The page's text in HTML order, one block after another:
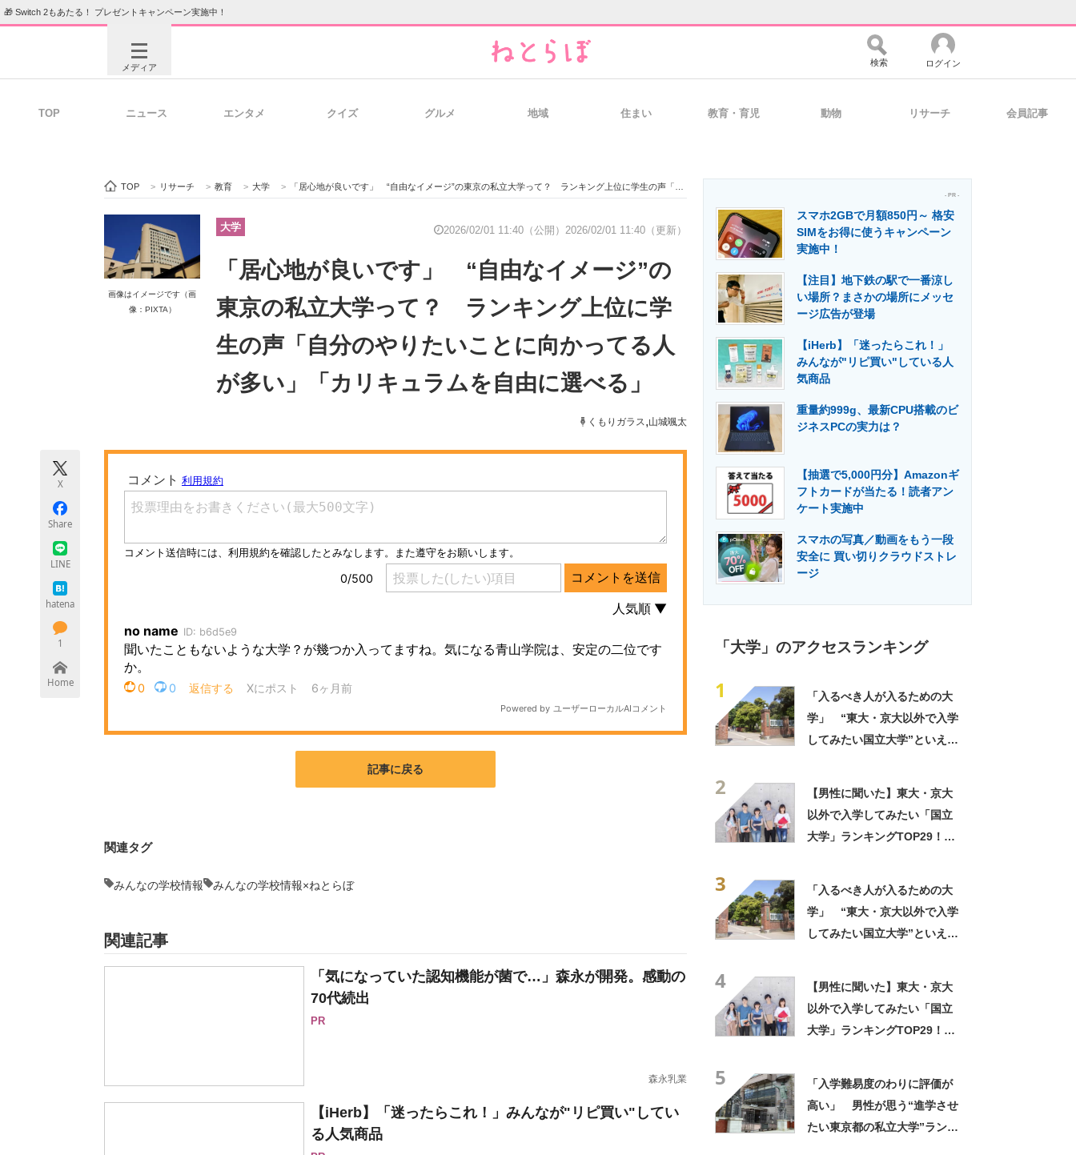
🎁 Switch 2もあたる！ プレゼントキャンペーン実施中！
メディア
ビジネスと働き方のヒント 経営リーダーのコミュニティ マーケ×ITの今がよく分かる
ITエンジニア向け専門サイト 企業向けIT製品の総合サイト 製造業のIT導入・活用を支援
モノづくり技術者専門サイト エレクトロニクス専門サイト 電子設計の基本と応用 エネルギーの専門メディア 建設×テクノロジーの最前線
検索 ログイン
TOP ニュース エンタメ クイズ グルメ 地域 住まい 教育・育児 動物 リサーチ 会員記事
TOP > リサーチ > 教育 > 大学 > 「居心地が良いです」 “自由なイメージ”の東京の私立大学って？ ランキング上位に学生の声「自分のやりたいことに向かってる人が多い」「カリキュラムを自由に選べる」
画像はイメージです（画
像：PIXTA）
大学 2026/02/01 11:40（公開） 2026/02/01 11:40（更新）
「居心地が良いです」 “自由なイメージ”の
東京の私立大学って？ ランキング上位に学
生の声「自分のやりたいことに向かってる人
が多い」「カリキュラムを自由に選べる」
くもりガラス,山城颯太
X
Share
LINE
hatena
1
Home
記事に戻る
関連タグ
みんなの学校情報 みんなの学校情報×ねとらぼ
関連記事
「気になっていた認知機能が菌で…」森永が開発。感動の
70代続出
PR
森永乳業
【iHerb】「迷ったらこれ！」みんなが"リピ買い"してい
る人気商品
- PR -
スマホ2GBで月額850円～ 格安
SIMをお得に使うキャンペーン
実施中！
【注目】地下鉄の駅で一番涼し
い場所？まさかの場所にメッセ
ージ広告が登場
【iHerb】「迷ったらこれ！」
みんなが"リピ買い"している人
気商品
重量約999g、最新CPU搭載のビ
ジネスPCの実力は？
【抽選で5,000円分】Amazonギ
フトカードが当たる！読者アン
ケート実施中
スマホの写真／動画をもう一段
安全に 買い切りクラウドストレ
ージ
「大学」のアクセスランキング
1
「入るべき人が入るための大
学」 “東大・京大以外で入学
してみたい国立大学”といえ
2
【男性に聞いた】東大・京大
以外で入学してみたい「国立
大学」ランキングTOP29！
3
「入るべき人が入るための大
学」 “東大・京大以外で入学
してみたい国立大学”といえ
4
【男性に聞いた】東大・京大
以外で入学してみたい「国立
大学」ランキングTOP29！
5
「入学難易度のわりに評価が
高い」 男性が思う“進学させ
たい東京都の私立大学”ランキ